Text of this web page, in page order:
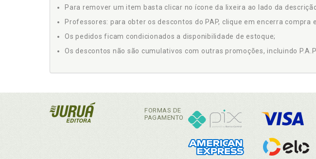
Para remover um item basta clicar no ícone da lixeira ao lado da
Professores: para obter os descontos do PAP, clique em encerra
Os pedidos ficam condicionados a disponibilidade de estoque;
Os descontos não são cumulativos com outras promoções, incluindo P.A.P.
FORMAS DE
PAGAMENTO